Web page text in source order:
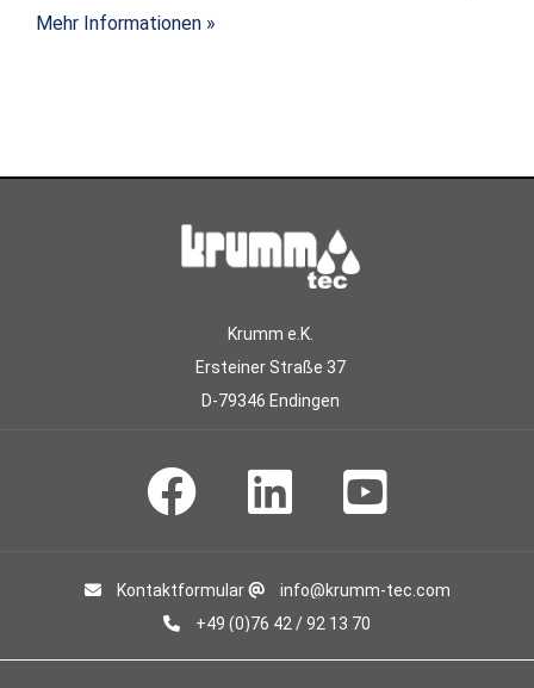
Mehr Informationen »
Krumm e.K.
Ersteiner Straße 37
D-79346 Endingen
Kontaktformular
info@krumm-tec.com
+49 (0)76 42 / 92 13 70